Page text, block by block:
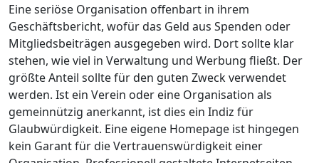
Eine seriöse Organisation offenbart in ihrem
Geschäftsbericht, wofür das Geld aus Spenden oder
Mitgliedsbeiträgen ausgegeben wird. Dort sollte klar
stehen, wie viel in Verwaltung und Werbung fließt. Der
größte Anteil sollte für den guten Zweck verwendet
werden. Ist ein Verein oder eine Organisation als
gemeinnützig anerkannt, ist dies ein Indiz für
Glaubwürdigkeit. Eine eigene Homepage ist hingegen
kein Garant für die Vertrauenswürdigkeit einer